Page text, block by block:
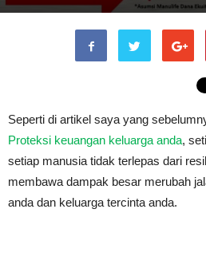
Seperti di artikel saya yang
Proteksi keuangan keluarga anda,
setiap manusia tidak terlepas dari
membawa dampak besar merubah
anda dan keluarga tercinta anda.